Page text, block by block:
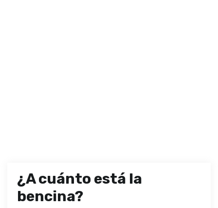
¿A cuánto está la
bencina?